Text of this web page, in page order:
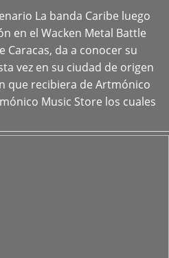
La banda Caribe luego
en el Wacken Metal Battle
Caracas, da a conocer su
vez en su ciudad de origen
que recibiera de Artmónico
Music Store los cuales